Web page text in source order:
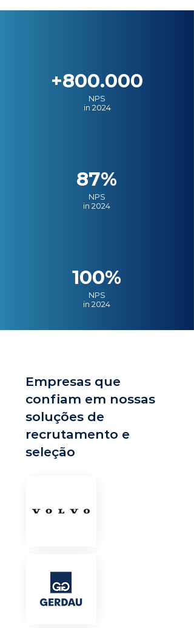
+800.000
NPS
in 2024
87%
NPS
in 2024
100%
NPS
in 2024
Empresas que
confiam em nossas
soluções de
recrutamento e
seleção